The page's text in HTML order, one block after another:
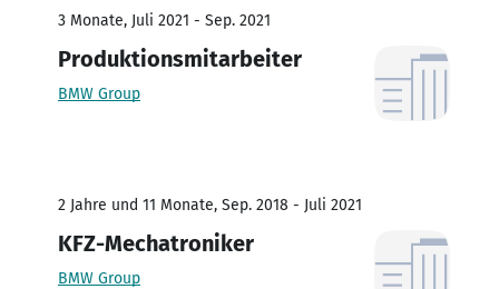
3 Monate, Juli 2021 - Sep. 2021
Produktionsmitarbeiter
BMW Group
2 Jahre und 11 Monate, Sep. 2018 - Juli 2021
KFZ-Mechatroniker
BMW Group